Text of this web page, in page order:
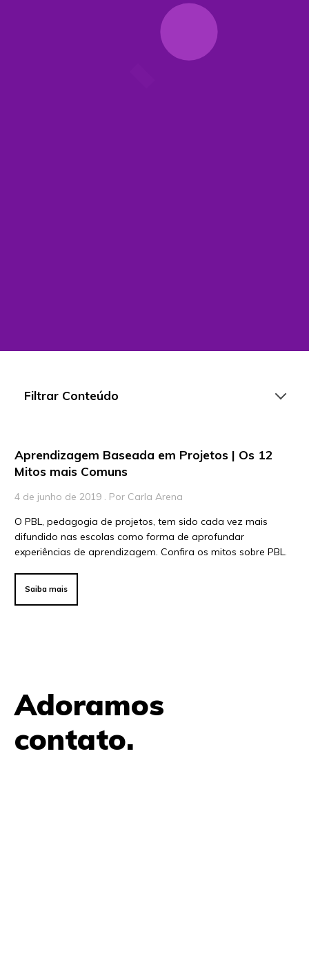
Filtrar Conteúdo
Artigos
Para Educadores
Para Líderes
Aprendizagem Baseada em Projetos | Os 12
Mitos mais Comuns
4 de junho de 2019 . Por Carla Arena
O PBL, pedagogia de projetos, tem sido cada vez mais
difundido nas escolas como forma de aprofundar
experiências de aprendizagem. Confira os mitos sobre PBL.
Saiba mais
Adoramos
contato.